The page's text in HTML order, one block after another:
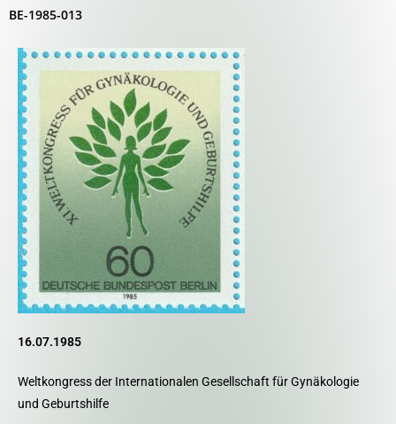
BE-1985-013
16.07.1985
Weltkongress der Internationalen Gesellschaft für Gynäkologie
und Geburtshilfe